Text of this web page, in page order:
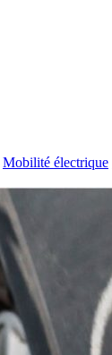
Mobilité électrique